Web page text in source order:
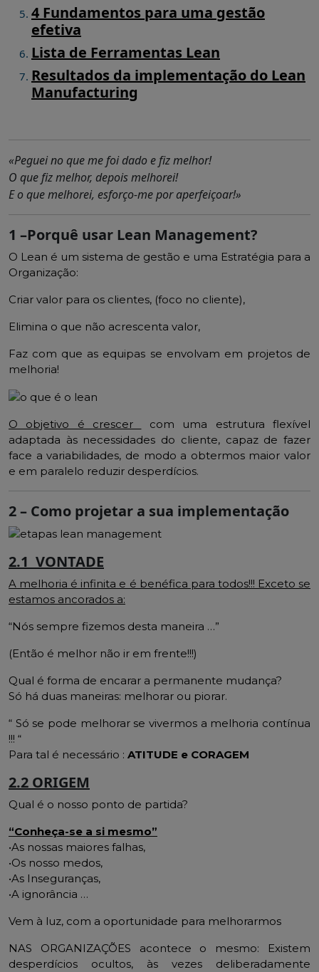
4 Fundamentos para uma gestão
efetiva
Lista de Ferramentas Lean
Resultados da implementação do Lean
Manufacturing
«Peguei no que me foi dado e fiz melhor!
O que fiz melhor, depois melhorei!
E o que melhorei, esforço-me por aperfeiçoar!»
1 –Porquê usar Lean Management?
O Lean é um sistema de gestão e uma Estratégia para a
Organização:
Criar valor para os clientes, (foco no cliente),
Elimina o que não acrescenta valor,
Faz com que as equipas se envolvam em projetos de
melhoria!
O objetivo é crescer
com uma estrutura flexível
adaptada às necessidades do cliente, capaz de fazer
face a variabilidades, de modo a obtermos maior valor
e em paralelo reduzir desperdícios.
2 – Como projetar a sua implementação
2.1 VONTADE
A melhoria é infinita e é benéfica para todos!!! Exceto se
estamos ancorados a:
“Nós sempre fizemos desta maneira …”
(Então é melhor não ir em frente!!!)
Qual é forma de encarar a permanente mudança?
Só há duas maneiras: melhorar ou piorar.
“ Só se pode melhorar se vivermos a melhoria contínua
!!! “
Para tal é necessário : ATITUDE e CORAGEM
2.2 ORIGEM
Qual é o nosso ponto de partida?
“Conheça-se a si mesmo”
•As nossas maiores falhas,
•Os nosso medos,
•As Inseguranças,
•A ignorância …
Vem à luz, com a oportunidade para melhorarmos
NAS ORGANIZAÇÕES acontece o mesmo: Existem
desperdícios ocultos, às vezes deliberadamente